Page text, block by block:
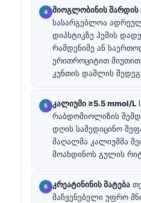
მიოგლობინის შარდის
სასარგებლოა
დიპსტიკზე ჰემის
რამდენიმე ან
ერითროციტით
კუნთის დაშლის
კალიუმი ≥5.5 mmol/L
რაბდომიოლიზის
დღის სამედიცინო
მაღალმა კალიუმმა
მოახდინოს გულის
კრეატინინის მატება
მაჩვენებელი უფრო